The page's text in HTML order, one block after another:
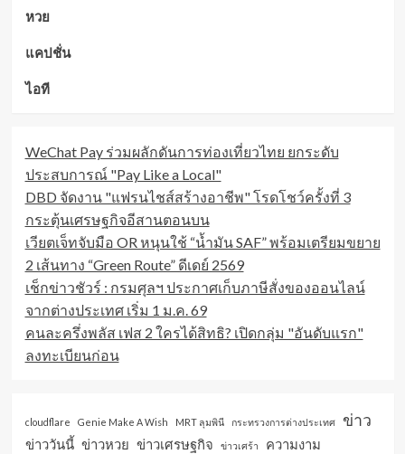
หวย
แคปชั่น
ไอที
WeChat Pay ร่วมผลักดันการท่องเที่ยวไทย ยกระดับ
ประสบการณ์ "Pay Like a Local"
DBD จัดงาน "แฟรนไชส์สร้างอาชีพ" โรดโชว์ครั้งที่ 3
กระตุ้นเศรษฐกิจอีสานตอนบน
เวียตเจ็ทจับมือ OR หนุนใช้ “น้ำมัน SAF” พร้อมเตรียมขยาย
2 เส้นทาง “Green Route” ดีเดย์ 2569
เช็กข่าวชัวร์ : กรมศุลฯ ประกาศเก็บภาษีสั่งของออนไลน์
จากต่างประเทศ เริ่ม 1 ม.ค. 69
คนละครึ่งพลัส เฟส 2 ใครได้สิทธิ? เปิดกลุ่ม "อันดับแรก"
ลงทะเบียนก่อน
cloudflare Genie Make A Wish MRT ลุมพินี กระทรวงการต่างประเทศ ข่าว
ข่าววันนี้ ข่าวหวย ข่าวเศรษฐกิจ ข่าวเศร้า ความงาม